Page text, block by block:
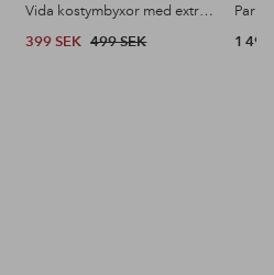
Vida kostymbyxor med extra hög midja
399 SEK 499 SEK 1 499